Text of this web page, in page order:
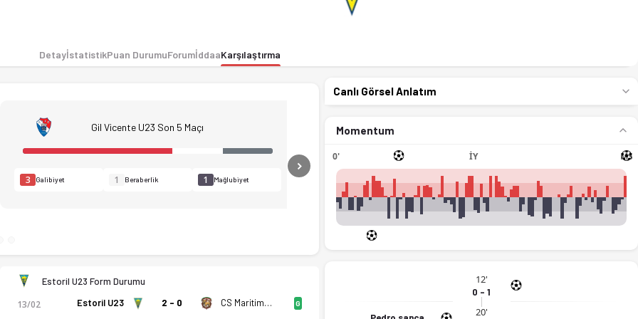
istatistikler, puan durumu ve iddaa oranları Ofsayt'ta. (19.02.2026)
DetayİstatistikPuan DurumuForumİddaaKarşılaştırma
Gil Vicente U23 Son 5 Maçı
3 Galibiyet 1 Beraberlik 1 Mağlubiyet Next
Estoril U23 Form Durumu
13/02 Estoril U23 2 - 0 CS Maritimo U23 G
Canlı Görsel Anlatım
Momentum
0' İY MS
12'
0 - 1
20'